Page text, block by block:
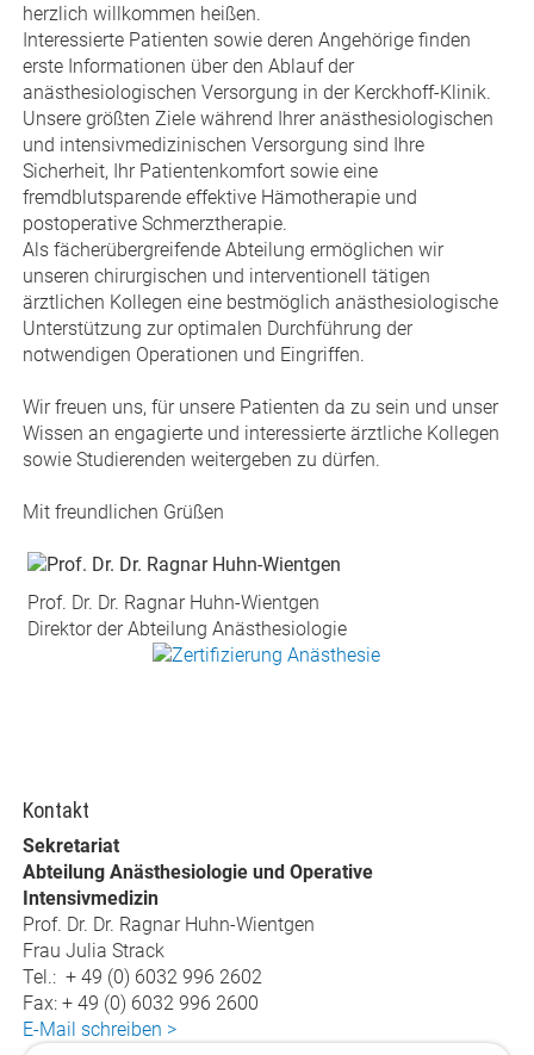
herzlich willkommen heißen.
Interessierte Patienten sowie deren Angehörige finden
erste Informationen über den Ablauf der
anästhesiologischen Versorgung in der Kerckhoff-Klinik.
Unsere größten Ziele während Ihrer anästhesiologischen
und intensivmedizinischen Versorgung sind Ihre
Sicherheit, Ihr Patientenkomfort sowie eine
fremdblutsparende effektive Hämotherapie und
postoperative Schmerztherapie.
Als fächerübergreifende Abteilung ermöglichen wir
unseren chirurgischen und interventionell tätigen
ärztlichen Kollegen eine bestmöglich anästhesiologische
Unterstützung zur optimalen Durchführung der
notwendigen Operationen und Eingriffen.
Wir freuen uns, für unsere Patienten da zu sein und unser
Wissen an engagierte und interessierte ärztliche Kollegen
sowie Studierenden weitergeben zu dürfen.
Mit freundlichen Grüßen
Prof. Dr. Dr. Ragnar Huhn-Wientgen
Direktor der Abteilung Anästhesiologie
Kontakt
Sekretariat
Abteilung Anästhesiologie und Operative
Intensivmedizin
Prof. Dr. Dr. Ragnar Huhn-Wientgen
Frau Julia Strack
Tel.: + 49 (0) 6032 996 2602
Fax: + 49 (0) 6032 996 2600
E-Mail schreiben >